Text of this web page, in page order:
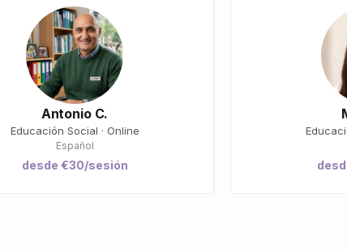
Antonio C.
Educación Social · Online
Español
desde €30/sesión